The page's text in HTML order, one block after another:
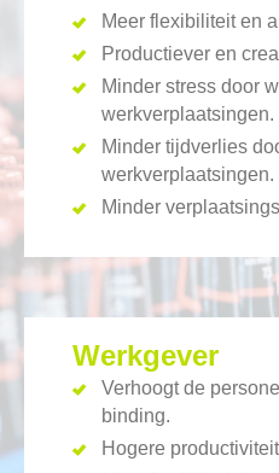
Meer flexibiliteit en
Productiever en
Minder stress door
werkverplaatsingen.
Minder tijdverlies
werkverplaatsingen.
Minder
Werkgever
Verhoogt de
binding.
Hogere